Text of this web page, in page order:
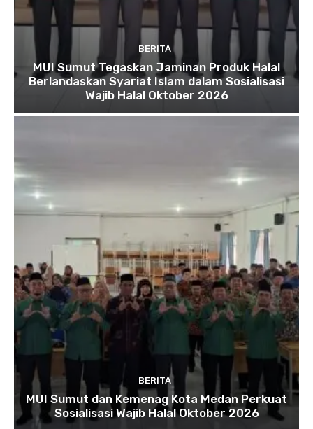
BERITA
MUI Sumut Tegaskan Jaminan Produk Halal
Berlandaskan Syariat Islam dalam Sosialisasi
Wajib Halal Oktober 2026
BERITA
MUI Sumut dan Kemenag Kota Medan Perkuat
Sosialisasi Wajib Halal Oktober 2026